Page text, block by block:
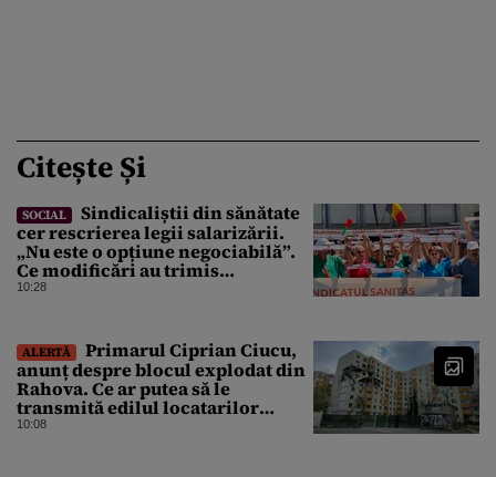
Citește Și
SOCIAL
Sindicaliștii din sănătate
cer rescrierea legii salarizării.
„Nu este o opțiune negociabilă”.
Ce modificări au trimis
Guvernului Bolojan
10:28
ALERTĂ
Primarul Ciprian Ciucu,
anunț despre blocul explodat din
Rahova. Ce ar putea să le
transmită edilul locatarilor
rămași pe drumuri
10:08